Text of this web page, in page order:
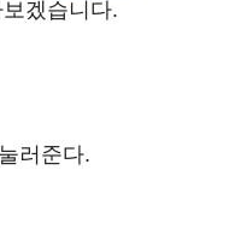
겠습니다.
러준다.